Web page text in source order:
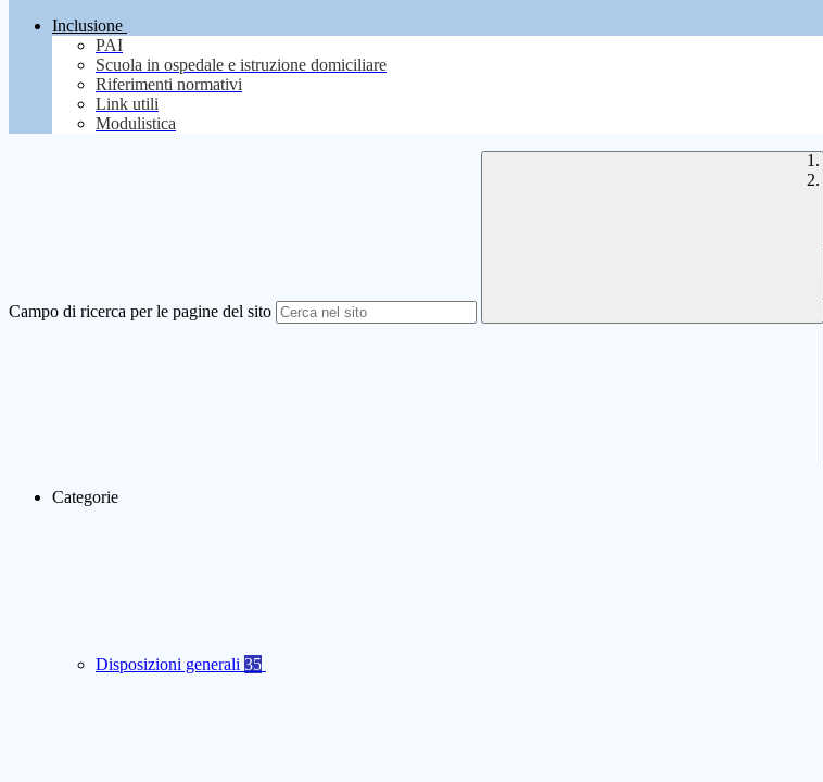
Inclusione
PAI
Scuola in ospedale e istruzione domiciliare
Riferimenti normativi
Link utili
Modulistica
Campo di ricerca per le pagine del sito
Categorie
Disposizioni generali 35